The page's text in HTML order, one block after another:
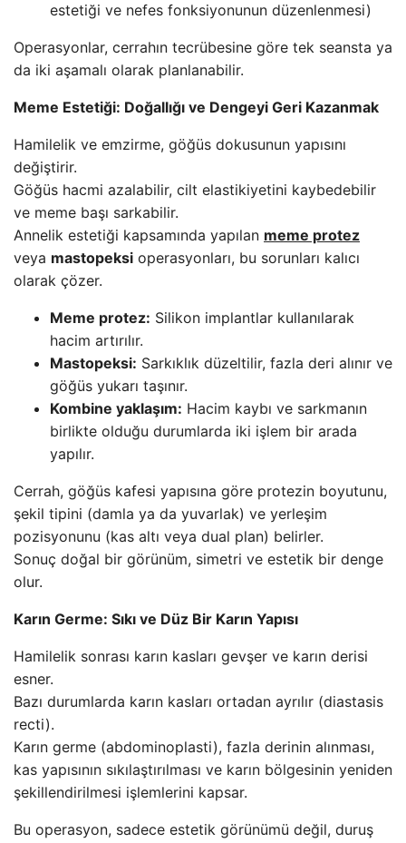
estetiği ve nefes fonksiyonunun düzenlenmesi)
Operasyonlar, cerrahın tecrübesine göre tek seansta ya
da iki aşamalı olarak planlanabilir.
Meme Estetiği: Doğallığı ve Dengeyi Geri Kazanmak
Hamilelik ve emzirme, göğüs dokusunun yapısını
değiştirir.
Göğüs hacmi azalabilir, cilt elastikiyetini kaybedebilir
ve meme başı sarkabilir.
Annelik estetiği kapsamında yapılan meme protez
veya mastopeksi operasyonları, bu sorunları kalıcı
olarak çözer.
Meme protez: Silikon implantlar kullanılarak
hacim artırılır.
Mastopeksi: Sarkıklık düzeltilir, fazla deri alınır ve
göğüs yukarı taşınır.
Kombine yaklaşım: Hacim kaybı ve sarkmanın
birlikte olduğu durumlarda iki işlem bir arada
yapılır.
Cerrah, göğüs kafesi yapısına göre protezin boyutunu,
şekil tipini (damla ya da yuvarlak) ve yerleşim
pozisyonunu (kas altı veya dual plan) belirler.
Sonuç doğal bir görünüm, simetri ve estetik bir denge
olur.
Karın Germe: Sıkı ve Düz Bir Karın Yapısı
Hamilelik sonrası karın kasları gevşer ve karın derisi
esner.
Bazı durumlarda karın kasları ortadan ayrılır (diastasis
recti).
Karın germe (abdominoplasti), fazla derinin alınması,
kas yapısının sıkılaştırılması ve karın bölgesinin yeniden
şekillendirilmesi işlemlerini kapsar.
Bu operasyon, sadece estetik görünümü değil, duruş